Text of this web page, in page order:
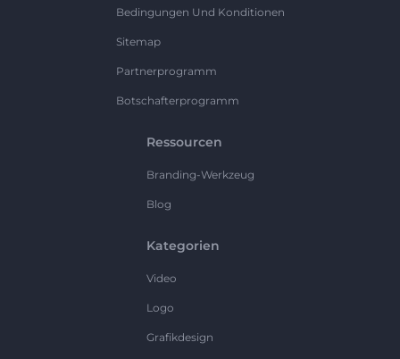
Bedingungen Und Konditionen
Sitemap
Partnerprogramm
Botschafterprogramm
Ressourcen
Branding-Werkzeug
Blog
Kategorien
Video
Logo
Grafikdesign